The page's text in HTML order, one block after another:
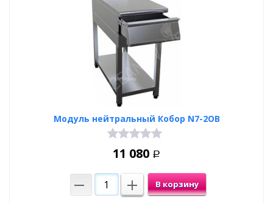
Модуль нейтральный Кобор N7-2OB
11 080 Р
В корзину